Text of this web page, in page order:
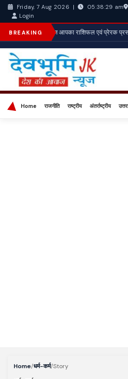
Friday, 7 Aug 2026 | 05:38:30 am
Login
BREAKING*आज आपका राशिफल एवं प्रेरक
Home राजनीति राष्ट्रीय अंतर्राष्ट्रीय
Home/धर्म-कर्म/Story